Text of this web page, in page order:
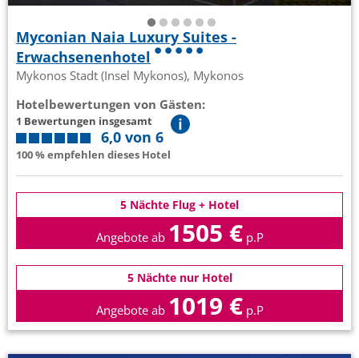
Myconian Naia Luxury Suites -
Erwachsenenhotel
Mykonos Stadt (Insel Mykonos), Mykonos
Hotelbewertungen von Gästen:
1 Bewertungen insgesamt
6,0 von 6
100 % empfehlen dieses Hotel
5 Nächte Flug + Hotel
Angebote ab 1505 € p.P
5 Nächte nur Hotel
Angebote ab 1019 € p.P